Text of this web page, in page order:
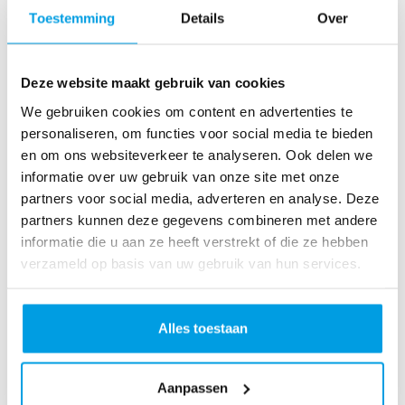
Toestemming Details Over
Deze website maakt gebruik van cookies
We gebruiken cookies om content en advertenties te
personaliseren, om functies voor social media te bieden
en om ons websiteverkeer te analyseren. Ook delen we
informatie over uw gebruik van onze site met onze
partners voor social media, adverteren en analyse. Deze
partners kunnen deze gegevens combineren met andere
informatie die u aan ze heeft verstrekt of die ze hebben
verzameld op basis van uw gebruik van hun services.
Alles toestaan
Aanpassen
as
R
u
n
L
o
ve
Li
fe
R
n
S
n
fo